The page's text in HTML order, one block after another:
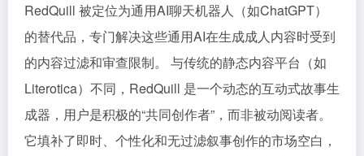
RedQuill 被定位为通用AI聊天机器人（如ChatGPT）
的替代品，专门解决这些通用AI在生成成人内容时受到
的内容过滤和审查限制。 与传统的静态内容平台（如
Literotica）不同，RedQuill 是一个动态的互动式故事生
成器，用户是积极的“共同创作者”，而非被动阅读者。
它填补了即时、个性化和无过滤叙事创作的市场空白，